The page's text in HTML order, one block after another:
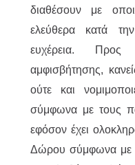
διαθέσουν με
ελεύθερα κατά
ευχέρεια. Προς
αμφισβήτησης,
ούτε και
σύμφωνα με τους
εφόσον έχει
Δώρου σύμφωνα με